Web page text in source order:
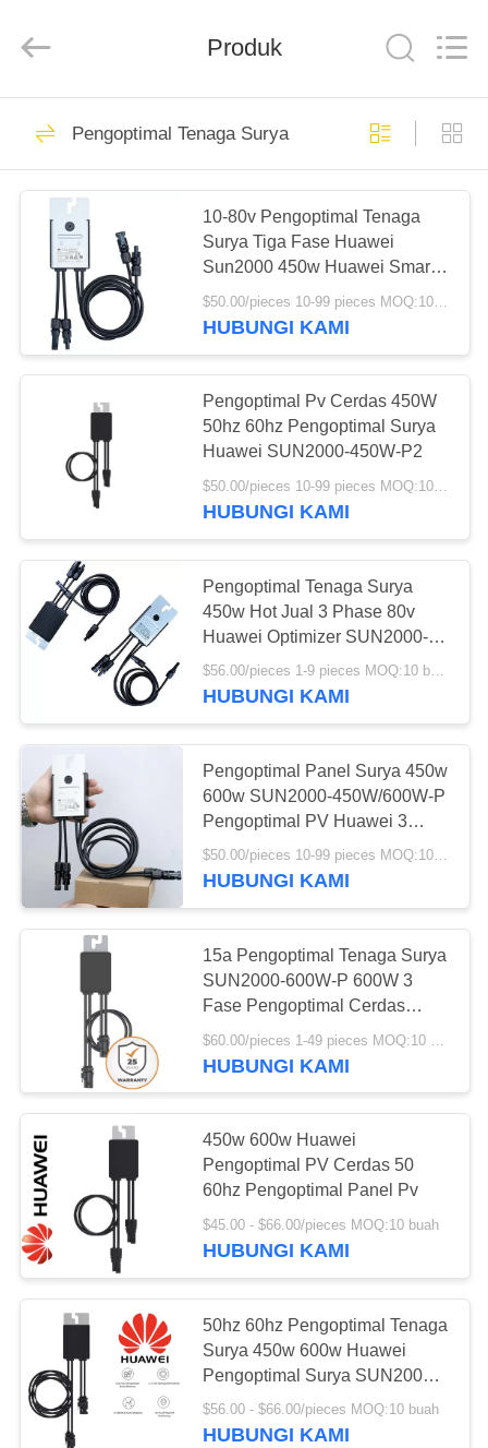
RUMAH
PRODUK
VIDEO
TENTANG
KITA
WISATA
PABRIK
KONTROL
KUALITAS
QUOTE
REQUEST
SITEMAP
PRIVACY
POLICY
LTD.
Panel surya MONO
panel surya
polikristalin
13
Panel Surya
Miniatur
Inverter Tenaga
Surya Hibrid
124
Baterai Surya Ion
Litium
Sistem
Penyimpanan
Baterai Surya
Produk
Pengoptimal Tenaga Surya
10-80v Pengoptimal Tenaga
Surya Tiga Fase Huawei
Sun2000 450w Huawei Smart
Optimizer
HUBUNGI KAMI
Pengoptimal Pv Cerdas 450W
50hz 60hz Pengoptimal Surya
Huawei SUN2000-450W-P2
$50.00/pieces 10-99 pieces MOQ:10 buah
HUBUNGI KAMI
Pengoptimal Tenaga Surya
450w Hot Jual 3 Phase 80v
Huawei Optimizer SUN2000-
450W-P
$56.00/pieces 1-9 pieces MOQ:10 buah
HUBUNGI KAMI
Pengoptimal Panel Surya 450w
600w SUN2000-450W/600W-P
Pengoptimal PV Huawei 3
Fase
$50.00/pieces 10-99 pieces MOQ:10 buah
HUBUNGI KAMI
15a Pengoptimal Tenaga Surya
SUN2000-600W-P 600W 3
Fase Pengoptimal Cerdas
Huawei
HUBUNGI KAMI
450w 600w Huawei
Pengoptimal PV Cerdas 50
60hz Pengoptimal Panel Pv
$45.00 - $66.00/pieces MOQ:10 buah
HUBUNGI KAMI
50hz 60hz Pengoptimal Tenaga
Surya 450w 600w Huawei
Pengoptimal Surya SUN2000-
600-P
$56.00 - $66.00/pieces MOQ:10 buah
HUBUNGI KAMI